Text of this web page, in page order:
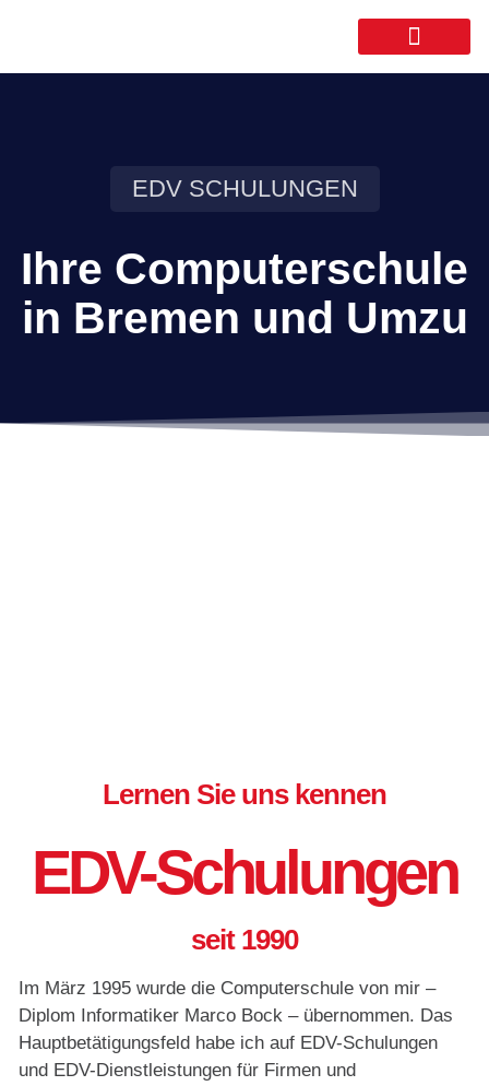
EDV SCHULUNGEN
Ihre Computerschule
in Bremen und Umzu
Lernen Sie uns kennen
EDV-Schulungen
seit 1990
Im März 1995 wurde die Computerschule von mir –
Diplom Informatiker Marco Bock – übernommen. Das
Hauptbetätigungsfeld habe ich auf EDV-Schulungen
und EDV-Dienstleistungen für Firmen und